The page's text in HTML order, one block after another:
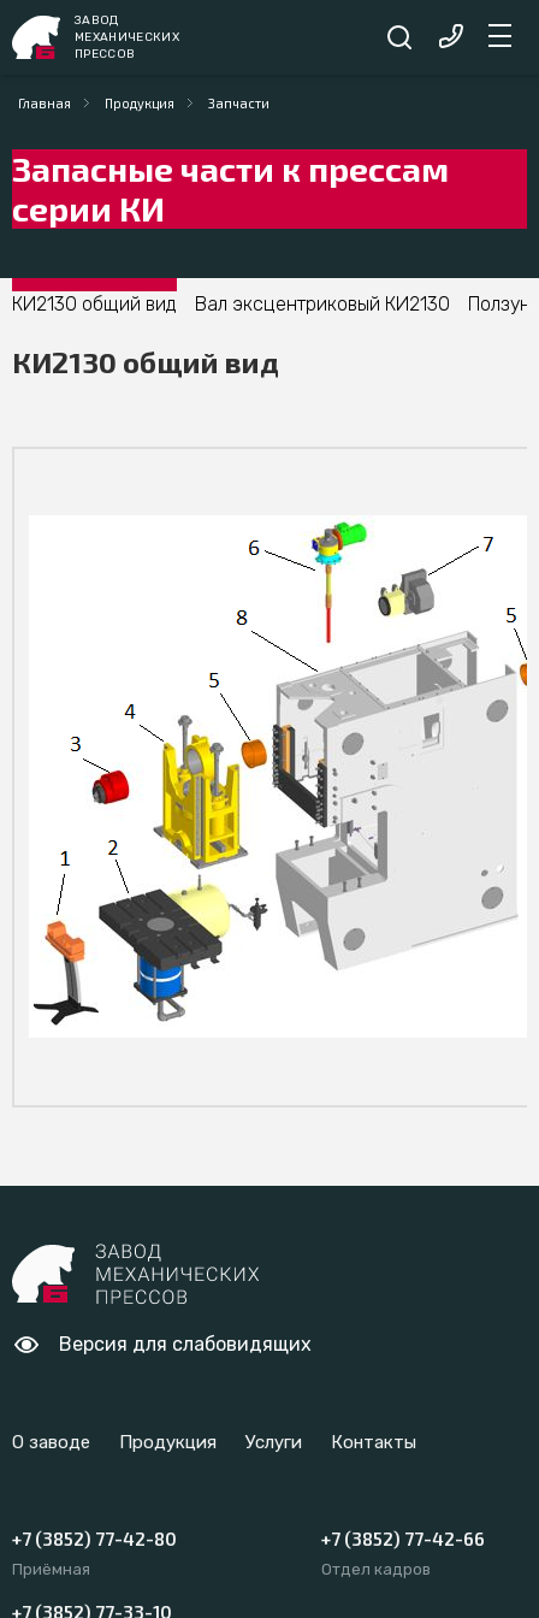
ЗАВОД
МЕХАНИЧЕСКИХ
ПРЕССОВ
Главная Продукция Запчасти
Запасные части к прессам
серии КИ
КИ2130 общий вид Вал эксцентриковый КИ2130 Ползун
КИ2130 общий вид
Версия для слабовидящих
О заводе Продукция Услуги Контакты
+7 (3852) 77-42-80
Приёмная
+7 (3852) 77-33-10
+7 (3852) 77-42-66
Отдел кадров